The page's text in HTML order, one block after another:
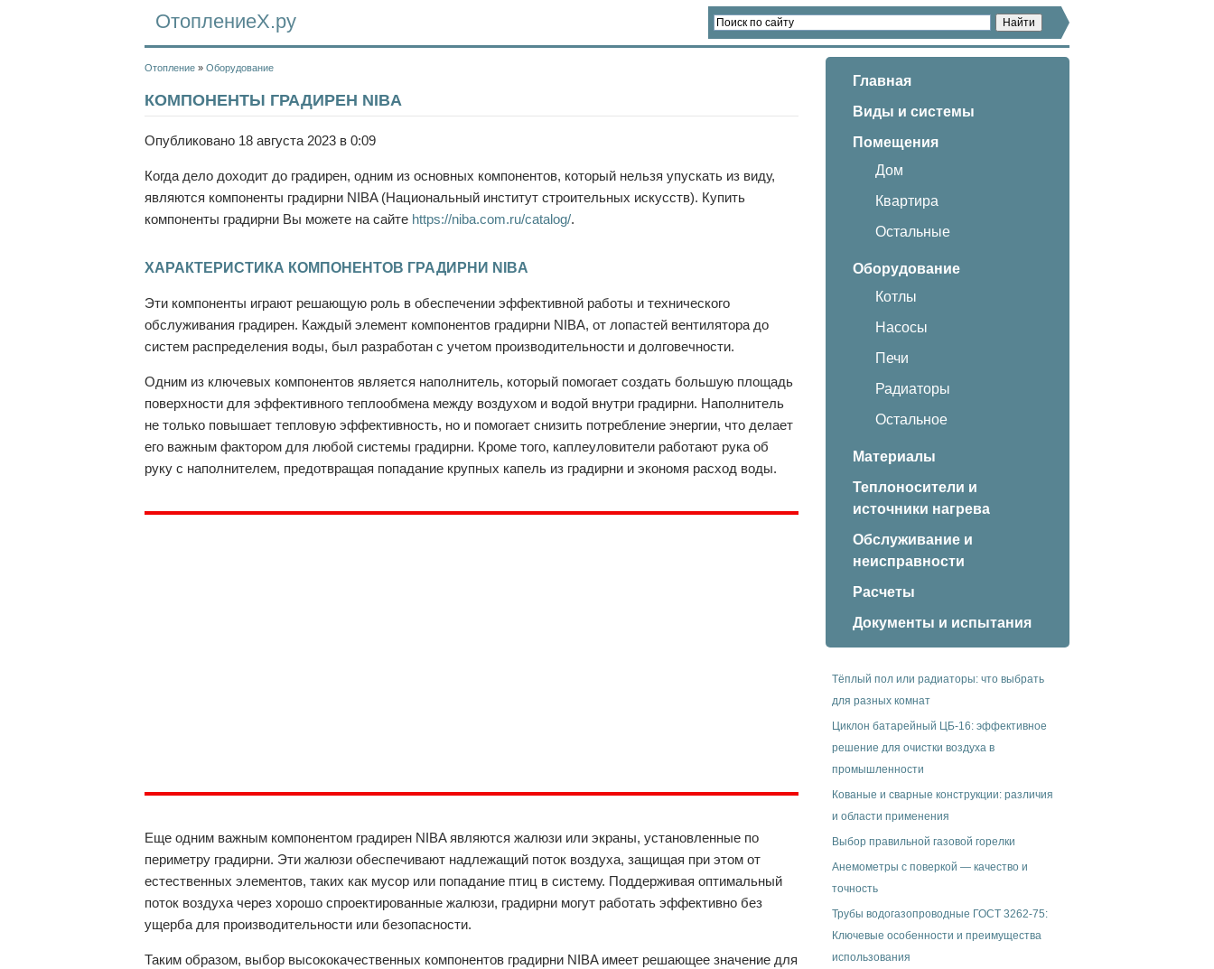
ОтоплениеХ.ру
Отопление » Оборудование
КОМПОНЕНТЫ ГРАДИРЕН NIBA
Опубликовано 18 августа 2023 в 0:09
Когда дело доходит до градирен, одним из основных компонентов, который нельзя упускать из виду,
являются компоненты градирни NIBA (Национальный институт строительных искусств). Купить
компоненты градирни Вы можете на сайте https://niba.com.ru/catalog/.
ХАРАКТЕРИСТИКА КОМПОНЕНТОВ ГРАДИРНИ NIBA
Эти компоненты играют решающую роль в обеспечении эффективной работы и технического
обслуживания градирен. Каждый элемент компонентов градирни NIBA, от лопастей вентилятора до
систем распределения воды, был разработан с учетом производительности и долговечности.
Одним из ключевых компонентов является наполнитель, который помогает создать большую площадь
поверхности для эффективного теплообмена между воздухом и водой внутри градирни. Наполнитель
не только повышает тепловую эффективность, но и помогает снизить потребление энергии, что делает
его важным фактором для любой системы градирни. Кроме того, каплеуловители работают рука об
руку с наполнителем, предотвращая попадание крупных капель из градирни и экономя расход воды.
Еще одним важным компонентом градирен NIBA являются жалюзи или экраны, установленные по
периметру градирни. Эти жалюзи обеспечивают надлежащий поток воздуха, защищая при этом от
естественных элементов, таких как мусор или попадание птиц в систему. Поддерживая оптимальный
поток воздуха через хорошо спроектированные жалюзи, градирни могут работать эффективно без
ущерба для производительности или безопасности.
Таким образом, выбор высококачественных компонентов градирни NIBA имеет решающее значение для
Главная
Виды и системы
Помещения
Дом
Квартира
Остальные
Оборудование
Котлы
Насосы
Печи
Радиаторы
Остальное
Материалы
Теплоносители и
источники нагрева
Обслуживание и
неисправности
Расчеты
Документы и испытания
Тёплый пол или радиаторы: что выбрать
для разных комнат
Циклон батарейный ЦБ-16: эффективное
решение для очистки воздуха в
промышленности
Кованые и сварные конструкции: различия
и области применения
Выбор правильной газовой горелки
Анемометры с поверкой — качество и
точность
Трубы водогазопроводные ГОСТ 3262-75:
Ключевые особенности и преимущества
использования